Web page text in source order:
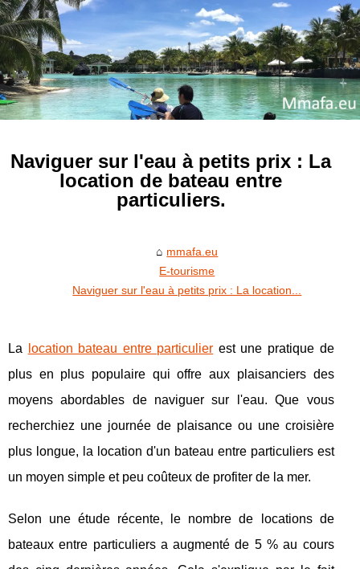
Naviguer sur l'eau à petits prix : La
location de bateau entre
particuliers.
mmafa.eu
E-tourisme
Naviguer sur l'eau à petits prix : La location...
La location bateau entre particulier est une pratique de
plus en plus populaire qui offre aux plaisanciers des
moyens abordables de naviguer sur l'eau. Que vous
recherchiez une journée de plaisance ou une croisière
plus longue, la location d'un bateau entre particuliers est
un moyen simple et peu coûteux de profiter de la mer.
Selon une étude récente, le nombre de locations de
bateaux entre particuliers a augmenté de 5 % au cours